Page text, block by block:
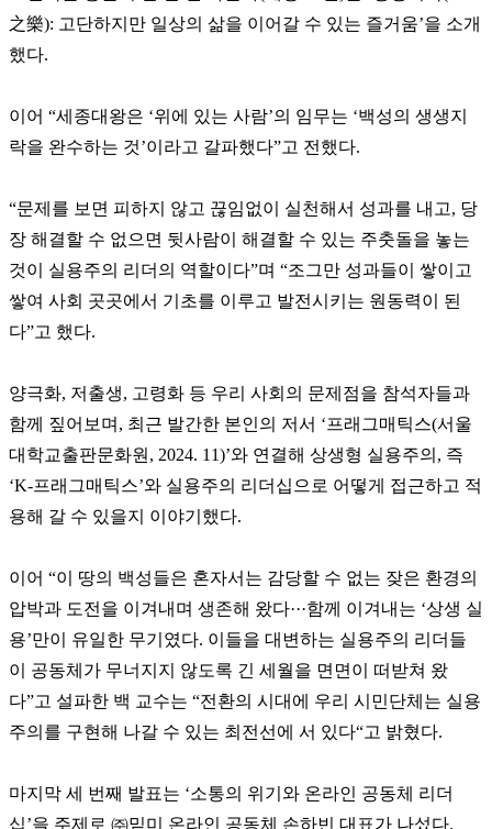
之樂): 고단하지만 일상의 삶을 이어갈 수 있는 즐거움’을 소개
했다.
이어 “세종대왕은 ‘위에 있는 사람’의 임무는 ‘백성의 생생지
락을 완수하는 것’이라고 갈파했다”고 전했다.
“문제를 보면 피하지 않고 끊임없이 실천해서 성과를 내고, 당
장 해결할 수 없으면 뒷사람이 해결할 수 있는 주춧돌을 놓는
것이 실용주의 리더의 역할이다”며 “조그만 성과들이 쌓이고
쌓여 사회 곳곳에서 기초를 이루고 발전시키는 원동력이 된
다”고 했다.
양극화, 저출생, 고령화 등 우리 사회의 문제점을 참석자들과
함께 짚어보며, 최근 발간한 본인의 저서 ‘프래그매틱스(서울
대학교출판문화원, 2024. 11)’와 연결해 상생형 실용주의, 즉
‘K-프래그매틱스’와 실용주의 리더십으로 어떻게 접근하고 적
용해 갈 수 있을지 이야기했다.
이어 “이 땅의 백성들은 혼자서는 감당할 수 없는 잦은 환경의
압박과 도전을 이겨내며 생존해 왔다···함께 이겨내는 ‘상생 실
용’만이 유일한 무기였다. 이들을 대변하는 실용주의 리더들
이 공동체가 무너지지 않도록 긴 세월을 면면이 떠받쳐 왔
다”고 설파한 백 교수는 “전환의 시대에 우리 시민단체는 실용
주의를 구현해 나갈 수 있는 최전선에 서 있다“고 밝혔다.
마지막 세 번째 발표는 ‘소통의 위기와 온라인 공동체 리더
십’을 주제로 ㈜밑미 온라인 공동체 손하빈 대표가 나섰다.